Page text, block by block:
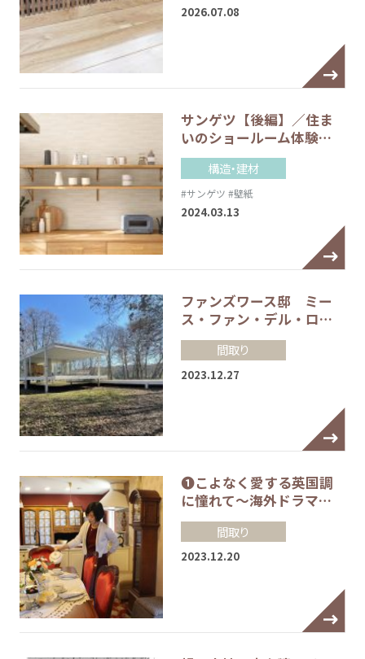
2026.07.08
サンゲツ【後編】／住ま
いのショールーム体験…
構造・建材
#サンゲツ #壁紙
2024.03.13
ファンズワース邸 ミー
ス・ファン・デル・ロ…
間取り
2023.12.27
❶こよなく愛する英国調
に憧れて～海外ドラマ…
間取り
2023.12.20